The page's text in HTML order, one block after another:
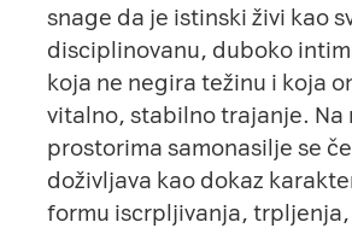
snage da je istinski živi kao
disciplinovanu, duboko
koja ne negira težinu i koja
vitalno, stabilno trajanje. Na
prostorima samonasilje se
doživljava kao dokaz
formu iscrpljivanja,